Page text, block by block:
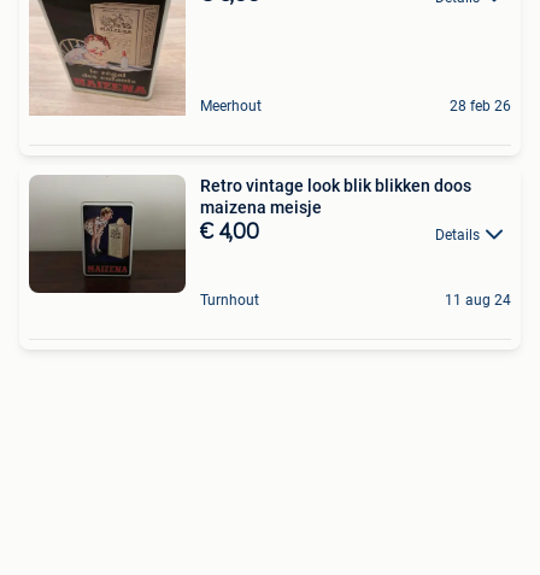
Meerhout 28 feb 26
Retro vintage look blik blikken doos
maizena meisje
€ 4,00 Details
Turnhout 11 aug 24